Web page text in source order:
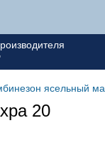
ясельный
20